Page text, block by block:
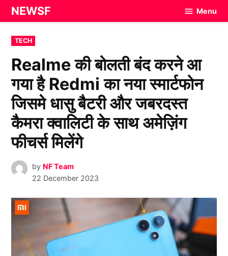
Skip
to
content
NEWSF Menu
POSTED
IN
TECH
Realme की बोलती बंद करने आ
गया है Redmi का नया स्मार्टफोन
जिसमे धासु बैटरी और जबरदस्त
कैमरा क्वालिटी के साथ अमेज़िंग
फीचर्स मिलेंगे
by NF Team
22 December 2023